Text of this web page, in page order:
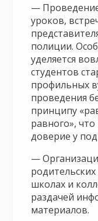
—
уроков,
полиции.
уделяется
студентов
профильных
проведения
принципу
равного»,
доверие у
—
школах и
раздачей
материалов.